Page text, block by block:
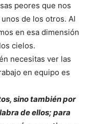
peores que nos
de los otros. Al
en esa dimensión
cielos.
necesitas ver las
en equipo es
sino también por
de ellos; para